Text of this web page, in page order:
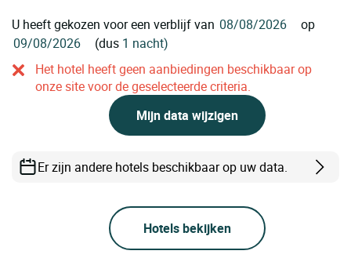
U heeft gekozen voor een verblijf van
op
(dus 1 nacht)
Het hotel heeft geen aanbiedingen beschikbaar op
onze site voor de geselecteerde criteria.
Mijn data wijzigen
Er zijn andere hotels beschikbaar op uw data.
Hotels bekijken